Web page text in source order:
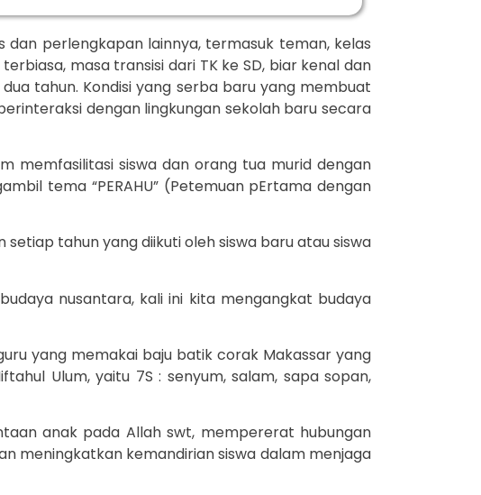
dan perlengkapan lainnya, termasuk teman, kelas
masa transisi dari TK ke SD, biar kenal dan
tahun. Kondisi yang serba baru yang membuat
dengan lingkungan sekolah baru secara
memfasilitasi siswa dan orang tua murid dengan
tema “PERAHU” (Petemuan pErtama dengan
setiap tahun yang diikuti oleh siswa baru atau siswa
nusantara, kali ini kita mengangkat budaya
yang memakai baju batik corak Makassar yang
Ulum, yaitu 7S : senyum, salam, sapa sopan,
anak pada Allah swt, mempererat hubungan
meningkatkan kemandirian siswa dalam menjaga